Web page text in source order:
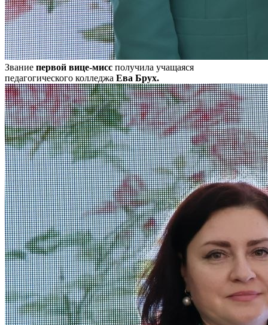
Звание первой вице-мисс получила учащаяся
педагогического колледжа Ева Брух.